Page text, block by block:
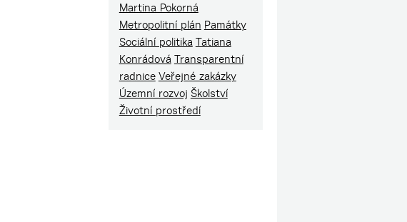
Martina Pokorná
Metropolitní plán Památky
Sociální politika Tatiana
Konrádová Transparentní
radnice Veřejné zakázky
Územní rozvoj Školství
Životní prostředí